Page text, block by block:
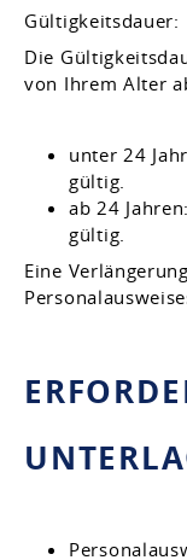
Gültigkeitsdauer:
Die
von Ihrem Alter
unter 24
gültig.
ab 24
gültig.
Eine